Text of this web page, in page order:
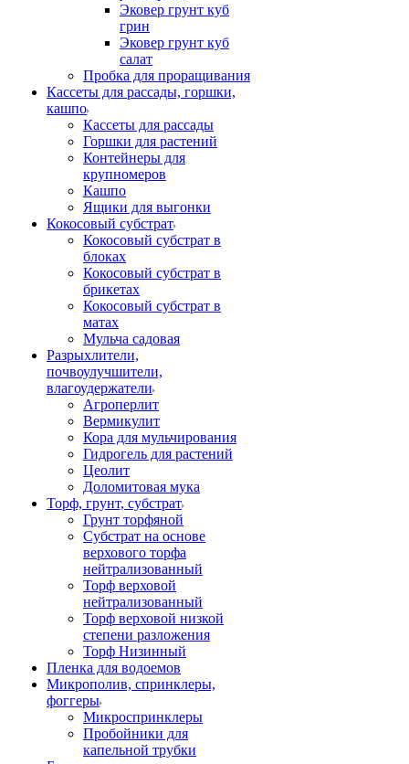
Эковер грунт куб
грин
Эковер грунт куб
салат
Пробка для проращивания
Кассеты для рассады, горшки,
кашпо
Кассеты для рассады
Горшки для растений
Контейнеры для
крупномеров
Кашпо
Ящики для выгонки
Кокосовый субстрат
Кокосовый субстрат в
блоках
Кокосовый субстрат в
брикетах
Кокосовый субстрат в
матах
Мульча садовая
Разрыхлители,
почвоулучшители,
влагоудержатели
Агроперлит
Вермикулит
Кора для мульчирования
Гидрогель для растений
Цеолит
Доломитовая мука
Торф, грунт, субстрат
Грунт торфяной
Субстрат на основе
верхового торфа
нейтрализованный
Торф верховой
нейтрализованный
Торф верховой низкой
степени разложения
Торф Низинный
Пленка для водоемов
Микрополив, спринклеры,
фоггеры
Микроспринклеры
Пробойники для
капельной трубки